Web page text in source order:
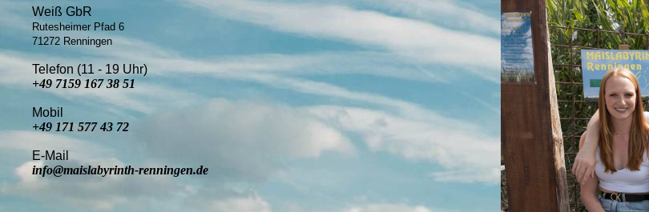
Weiß GbR
Rutesheimer Pfad 6
71272 Renningen
Telefon (11 - 19 Uhr)
+49 7159 167 38 51
Mobil
+49 171 577 43 72
E-Mail
info@maislabyrinth-renningen.de